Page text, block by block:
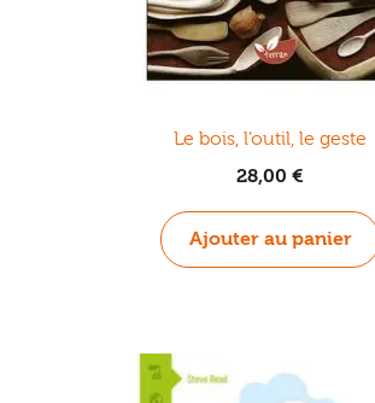
Le bois, l’outil, le geste
28,00 €
Ajouter au panier